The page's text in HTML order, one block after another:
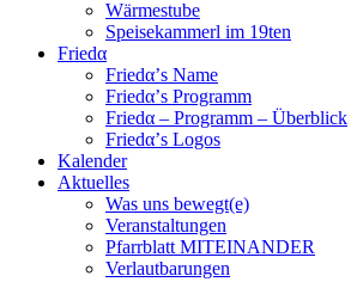
Wärmestube
Speisekammerl im 19ten
Friedα
Friedα’s Name
Friedα’s Programm
Friedα – Programm – Überblick
Friedα’s Logos
Kalender
Aktuelles
Was uns bewegt(e)
Veranstaltungen
Pfarrblatt MITEINANDER
Verlautbarungen